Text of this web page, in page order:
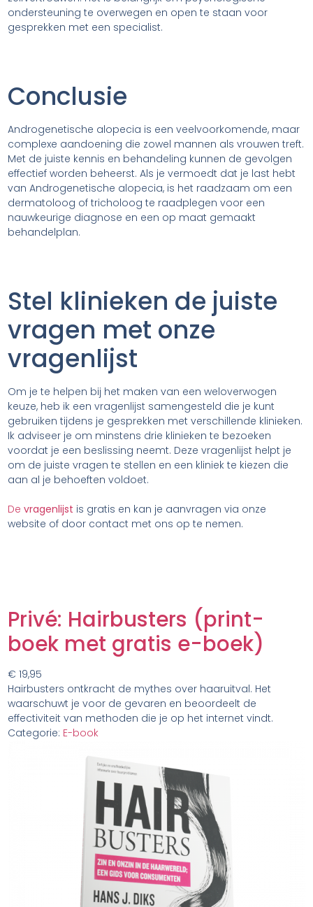
ondersteuning te overwegen en open te staan voor
gesprekken met een specialist.
Conclusie
Androgenetische alopecia is een veelvoorkomende, maar
complexe aandoening die zowel mannen als vrouwen treft.
Met de juiste kennis en behandeling kunnen de gevolgen
effectief worden beheerst. Als je vermoedt dat je last hebt
van Androgenetische alopecia, is het raadzaam om een
dermatoloog of tricholoog te raadplegen voor een
nauwkeurige diagnose en een op maat gemaakt
behandelplan.
Stel klinieken de juiste
vragen met onze
vragenlijst
Om je te helpen bij het maken van een weloverwogen
keuze, heb ik een vragenlijst samengesteld die je kunt
gebruiken tijdens je gesprekken met verschillende klinieken.
Ik adviseer je om minstens drie klinieken te bezoeken
voordat je een beslissing neemt. Deze vragenlijst helpt je
om de juiste vragen te stellen en een kliniek te kiezen die
aan al je behoeften voldoet.
Devragenlijst is gratis en kan je aanvragen via onze
website of door contact met ons op te nemen.
Privé: Hairbusters (print-
boek met gratis e-boek)
€ 19,95
Hairbusters ontkracht de mythes over haaruitval. Het
waarschuwt je voor de gevaren en beoordeelt de
effectiviteit van methoden die je op het internet vindt.
Categorie: E-book